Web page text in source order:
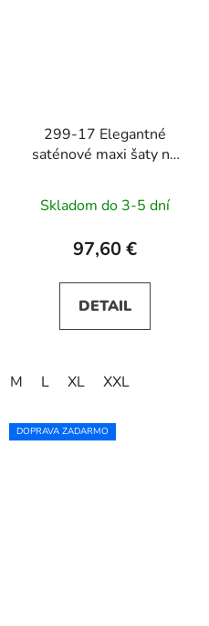
299-17 Elegantné
saténové maxi šaty na
modré s trblietkami
Skladom do 3-5 dní
97,60 €
DETAIL
M L XL XXL
DOPRAVA ZADARMO